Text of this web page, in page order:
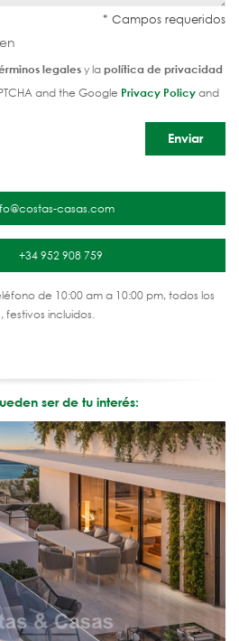
legalesy lapolítica de privacidad
and the Google Privacy Policyand
casas.com
+34 952 908 759
de 10:00 am a 10:00 pm, todos los
festivos incluidos.
ser de tu interés: